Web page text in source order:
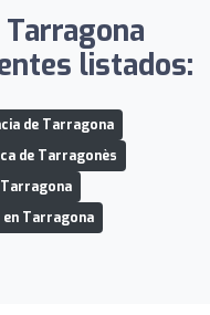
listados:
de Tarragona
de Tarragonès
Tarragona
en Tarragona